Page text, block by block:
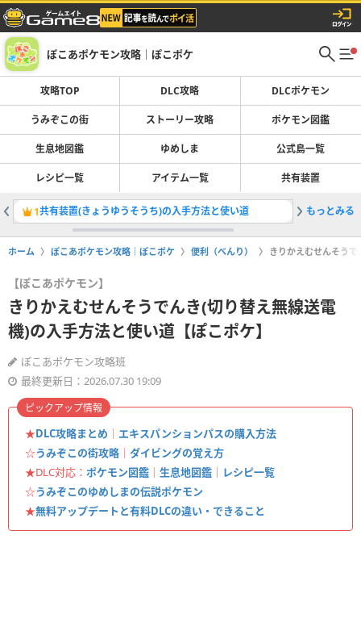
ぽこあポケモン攻略｜ぽこポケ
攻略TOP DLC攻略 DLCポケモン
うみぞこの街 ストーリー攻略 ポケモン図鑑
生息地図鑑 ゆめしま 公式島一覧
レシピ一覧 アイテム一覧 共有装置
1共有装置(きょうゆうそうち)の入手方法と使い道 2ブクブ
もっとみる
ホーム ぽこあポケモン攻略｜ぽこポケ 便利（べんり） きりかえむせんそう
【ぽこあポケモン】
きりかえむせんそうでんき(切り替え無線送電
機)の入手方法と使い道【ぽこポケ】
ぽこあポケモン攻略班
最終更新日：2026.07.30 19:09
★DLC攻略まとめ ｜ エキスパンションパスの購入方法
☆うみぞこの街攻略 ｜ ダイビングの覚え方
★DLC対応： ポケモン図鑑 ｜ 生息地図鑑 ｜ レシピ一覧
☆うみぞこのゆめしまの伝説ポケモン
★無料アップデートと有料DLCの違い・できること
ピックアップ情報